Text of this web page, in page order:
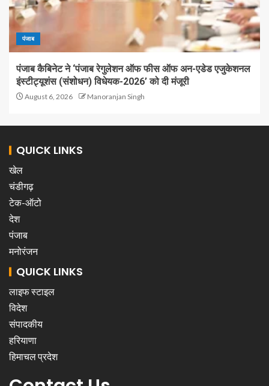
पंजाब
पंजाब कैबिनेट ने ‘पंजाब रेगुलेशन ऑफ फीस ऑफ अन-एडेड एजुकेशनल
इंस्टीट्यूशंस (संशोधन) विधेयक-2026’ को दी मंजूरी
August 6, 2026 Manoranjan Singh
QUICK LINKS
खेल
चंडीगढ़
टेक-ऑटो
देश
पंजाब
मनोरंजन
QUICK LINKS
लाइफ स्टाइल
विदेश
संपादकीय
हरियाणा
हिमाचल प्रदेश